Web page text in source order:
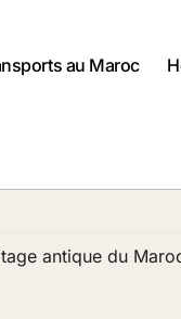
au Maroc
antique du